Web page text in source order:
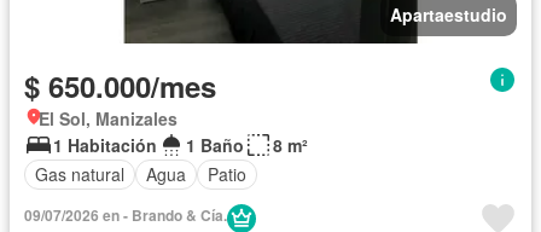
Apartaestudio
$ 650.000/mes
El Sol, Manizales
1 Habitación
1 Baño
8 m²
Gas natural
Agua Patio
09/07/2026 en - Brando & Cía.